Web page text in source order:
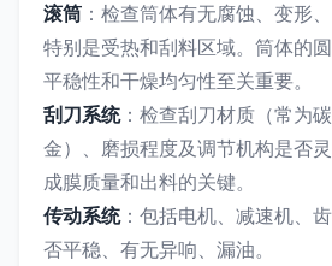
滚筒 ：检查筒体有无腐蚀、变形
特别是受热和刮料区域。筒体的
平稳性和干燥均匀性至关重要。
刮刀系统：检查刮刀材质（常为
金）、磨损程度及调节机构是否
成膜质量和出料的关键。
传动系统：包括电机、减速机、
否平稳、有无异响、漏油。